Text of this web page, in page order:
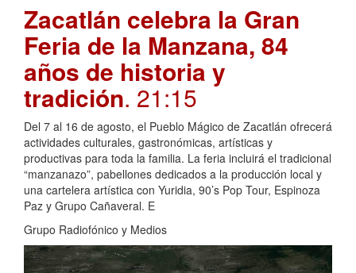
Zacatlán celebra la Gran
Feria de la Manzana, 84
años de historia y
tradición. 21:15
Del 7 al 16 de agosto, el Pueblo Mágico de Zacatlán ofrecerá
actividades culturales, gastronómicas, artísticas y
productivas para toda la familia. La feria incluirá el tradicional
“manzanazo”, pabellones dedicados a la producción local y
una cartelera artística con Yuridia, 90’s Pop Tour, Espinoza
Paz y Grupo Cañaveral. E
Grupo Radiofónico y Medios